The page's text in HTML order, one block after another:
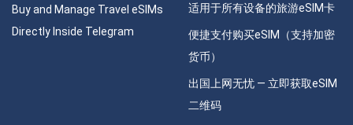
Buy and Manage Travel eSIMs
Directly Inside Telegram
适用于所有设备的旅游eSIM卡
便捷支付购买eSIM（支持加密
货币）
出国上网无忧 — 立即获取eSIM
二维码